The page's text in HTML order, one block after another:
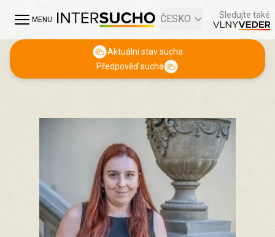
MENU ČESKO Sledujte také
Aktuální stav sucha
Předpověď sucha